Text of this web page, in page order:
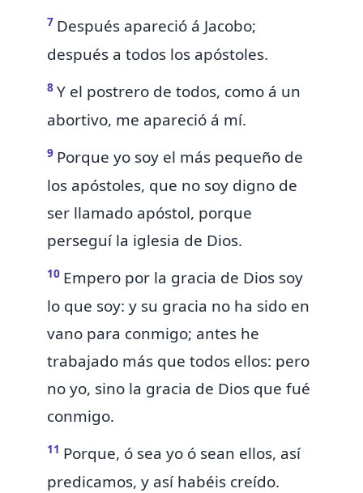
7 Después apareció á Jacobo;
después a todos los apóstoles.
8 Y el postrero de todos, como á un
abortivo, me apareció á mí.
9 Porque yo soy el más pequeño de
los apóstoles, que no soy digno de
ser llamado apóstol, porque
perseguí la iglesia de Dios.
10 Empero por la gracia de Dios soy
lo que soy: y su gracia no ha sido en
vano para conmigo; antes he
trabajado más que todos ellos: pero
no yo, sino la gracia de Dios que fué
conmigo.
11 Porque, ó sea yo ó sean ellos, así
predicamos, y así habéis creído.